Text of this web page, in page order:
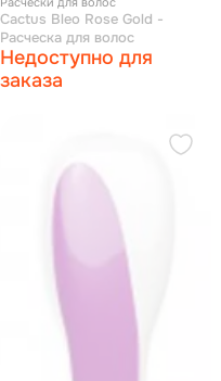
Cactus Bleo Rose Gold -
Расческа для волос
Недоступно для
заказа